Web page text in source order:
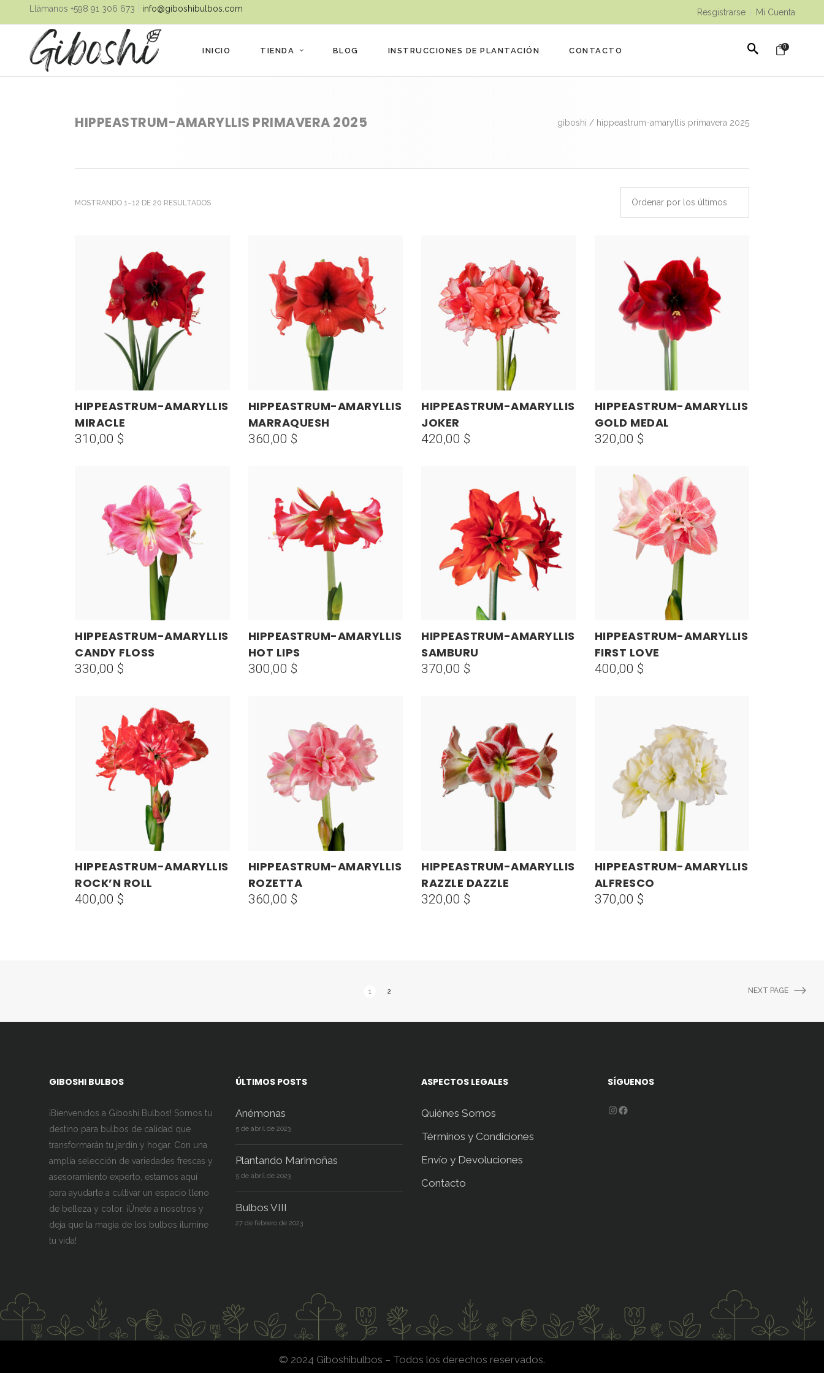
Llámanos ‪+598 91 306 673‬ info@giboshibulbos.com Resgistrarse Mi Cuenta
INICIO TIENDA BLOG INSTRUCCIONES DE PLANTACIÓN CONTACTO 0
HIPPEASTRUM-AMARYLLIS PRIMAVERA 2025 giboshi / hippeastrum-amaryllis primavera 2025
MOSTRANDO 1–12 DE 20 RESULTADOSORDENADO Ordenar por los últimos
AÑADIR AL CARRITO
HIPPEASTRUM-AMARYLLIS
MIRACLE
310,00 $
AÑADIR AL CARRITO
HIPPEASTRUM-AMARYLLIS
MARRAQUESH
360,00 $
AÑADIR AL CARRITO
HIPPEASTRUM-AMARYLLIS
JOKER
420,00 $
AÑADIR AL CARRITO
HIPPEASTRUM-AMARYLLIS
GOLD MEDAL
320,00 $
AÑADIR AL CARRITO
HIPPEASTRUM-AMARYLLIS
CANDY FLOSS
330,00 $
AÑADIR AL CARRITO
HIPPEASTRUM-AMARYLLIS
HOT LIPS
300,00 $
AÑADIR AL CARRITO
HIPPEASTRUM-AMARYLLIS
SAMBURU
370,00 $
AÑADIR AL CARRITO
HIPPEASTRUM-AMARYLLIS
FIRST LOVE
400,00 $
AÑADIR AL CARRITO
HIPPEASTRUM-AMARYLLIS
ROCK’N ROLL
400,00 $
AÑADIR AL CARRITO
HIPPEASTRUM-AMARYLLIS
ROZETTA
360,00 $
AÑADIR AL CARRITO
HIPPEASTRUM-AMARYLLIS
RAZZLE DAZZLE
320,00 $
AÑADIR AL CARRITO
HIPPEASTRUM-AMARYLLIS
ALFRESCO
370,00 $
1 2 NEXT PAGE
GIBOSHI BULBOS
¡Bienvenidos a Giboshi Bulbos! Somos tu
destino para bulbos de calidad que
transformarán tu jardín y hogar. Con una
amplia selección de variedades frescas y
asesoramiento experto, estamos aquí
para ayudarte a cultivar un espacio lleno
de belleza y color. ¡Únete a nosotros y
deja que la magia de los bulbos ilumine
tu vida!
ÚLTIMOS POSTS
Anémonas
5 de abril de 2023
Plantando Marimoñas
5 de abril de 2023
Bulbos VIII
27 de febrero de 2023
ASPECTOS LEGALES
Quiénes Somos
Términos y Condiciones
Envío y Devoluciones
Contacto
SÍGUENOS
Instagram
Facebook
© 2024 Giboshibulbos – Todos los derechos reservados.